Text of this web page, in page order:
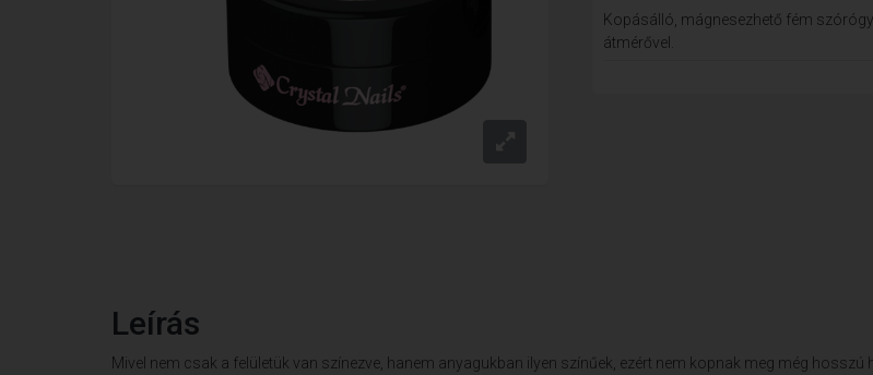
Kopásálló, mágnesezhető fém
átmérővel.
Leírás
Mivel nem csak a felületük van színezve, hanem anyagukban ilyen színűek, ezért nem kopnak meg még hosszú